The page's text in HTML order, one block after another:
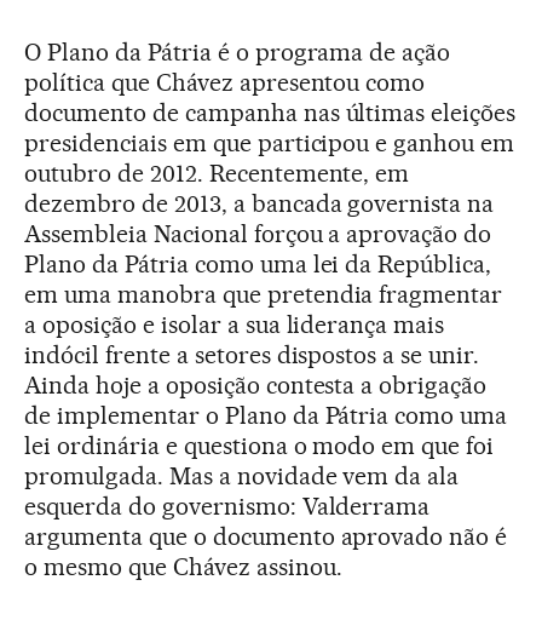
O Plano da Pátria é o programa de ação
política que Chávez apresentou como
documento de campanha nas últimas eleições
presidenciais em que participou e ganhou em
outubro de 2012. Recentemente, em
dezembro de 2013, a bancada governista na
Assembleia Nacional forçou a aprovação do
Plano da Pátria como uma lei da República,
em uma manobra que pretendia fragmentar
a oposição e isolar a sua liderança mais
indócil frente a setores dispostos a se unir.
Ainda hoje a oposição contesta a obrigação
de implementar o Plano da Pátria como uma
lei ordinária e questiona o modo em que foi
promulgada. Mas a novidade vem da ala
esquerda do governismo: Valderrama
argumenta que o documento aprovado não é
o mesmo que Chávez assinou.